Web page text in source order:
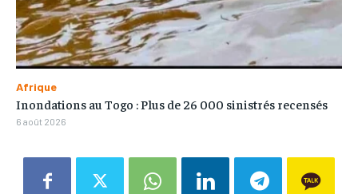
Afrique
Inondations au Togo : Plus de 26 000 sinistrés recensés
6 août 2026